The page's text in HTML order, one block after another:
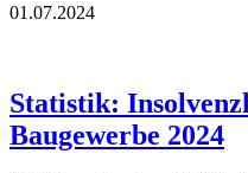
01.07.2024
Statistik:
Baugewerbe 2024